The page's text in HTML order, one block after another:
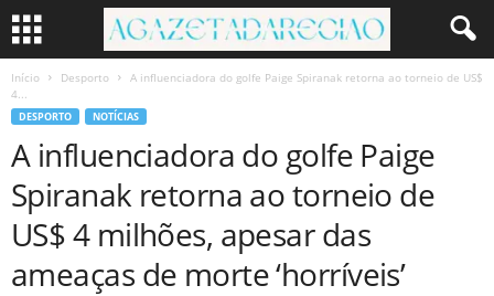
Início Desporto
A influenciadora do golfe Paige Spiranak retorna ao torneio de US$
4...
DESPORTO NOTÍCIAS
A influenciadora do golfe Paige
Spiranak retorna ao torneio de
US$ 4 milhões, apesar das
ameaças de morte ‘horríveis’